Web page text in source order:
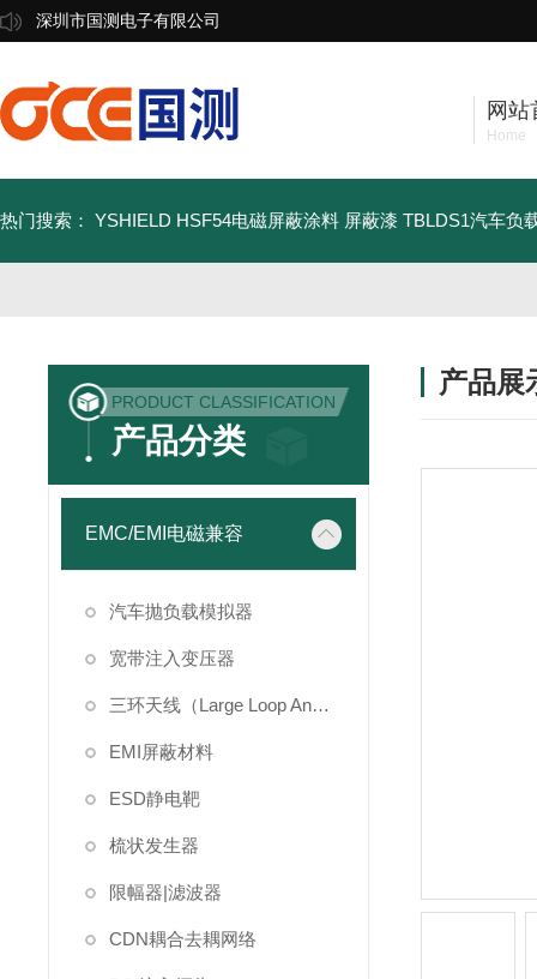
深圳市国测电子有限公司
网站
Home
热门搜索： YSHIELD HSF54电磁屏蔽涂料 屏蔽漆 TBLDS1汽车负
PRODUCT CLASSIFICATION
产品分类
EMC/EMI电磁兼容
汽车抛负载模拟器
宽带注入变压器
三环天线（Large Loop Antenna）
EMI屏蔽材料
ESD静电靶
梳状发生器
限幅器|滤波器
CDN耦合去耦网络
产品展